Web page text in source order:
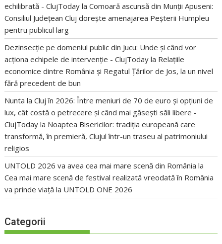
echilibrată - ClujToday laComoară ascunsă din Munții Apuseni:
Consiliul Județean Cluj dorește amenajarea Peșterii Humpleu
pentru publicul larg
Dezinsecție pe domeniul public din Jucu: Unde și când vor
acționa echipele de intervenție - ClujToday la Relațiile
economice dintre România și Regatul Țărilor de Jos, la un nivel
fără precedent de bun
Nunta la Cluj în 2026: Între meniuri de 70 de euro și opțiuni de
lux, cât costă o petrecere și când mai găsești săli libere -
ClujToday la Noaptea Bisericilor: tradiția europeană care
transformă, în premieră, Clujul într-un traseu al patrimoniului
religios
UNTOLD 2026 va avea cea mai mare scenă din România la
Cea mai mare scenă de festival realizată vreodată în România
va prinde viață la UNTOLD ONE 2026
Categorii